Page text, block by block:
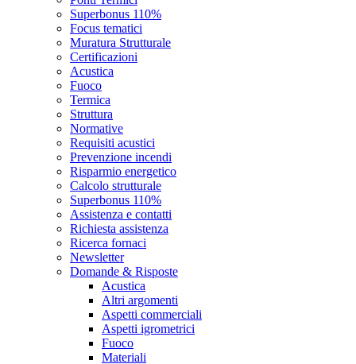
Superbonus 110%
Focus tematici
Muratura Strutturale
Certificazioni
Acustica
Fuoco
Termica
Struttura
Normative
Requisiti acustici
Prevenzione incendi
Risparmio energetico
Calcolo strutturale
Superbonus 110%
Assistenza e contatti
Richiesta assistenza
Ricerca fornaci
Newsletter
Domande & Risposte
Acustica
Altri argomenti
Aspetti commerciali
Aspetti igrometrici
Fuoco
Materiali